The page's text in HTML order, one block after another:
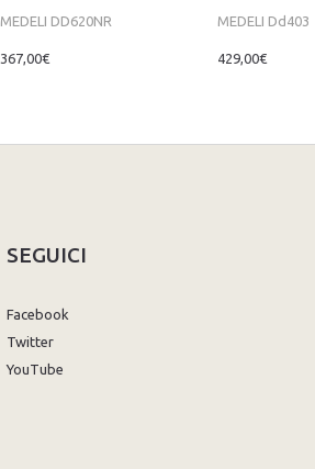
MEDELI DD620NR
367,00€
MEDELI Dd403
429,00€
SEGUICI
Facebook
Twitter
YouTube